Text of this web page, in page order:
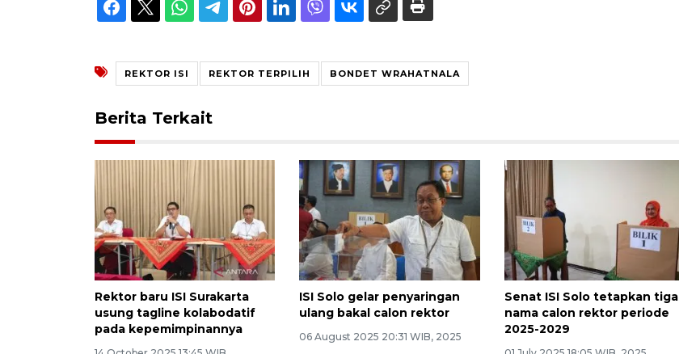
REKTOR ISI REKTOR TERPILIH BONDET WRAHATNALA
Berita Terkait
Rektor baru ISI Surakarta
usung tagline kolabodatif
pada kepemimpinannya
ISI Solo gelar penyaringan
ulang bakal calon rektor
06 August 2025 20:31 WIB, 2025
Senat ISI Solo tetapkan tiga
nama calon rektor periode
2025-2029